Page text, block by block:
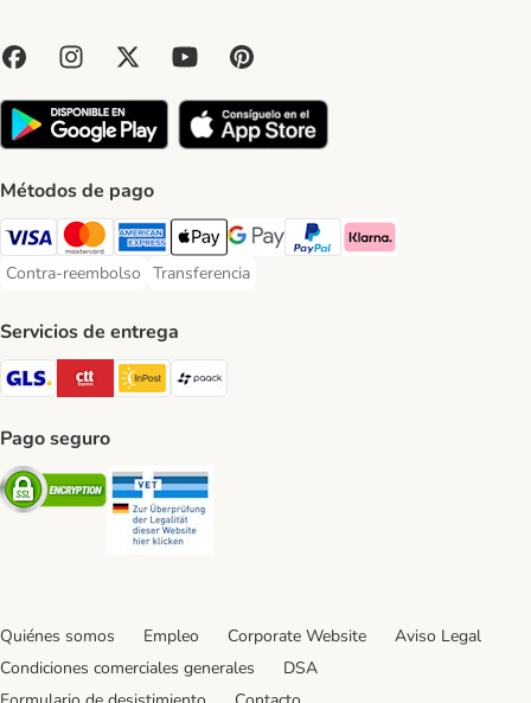
Métodos de pago
Visa Payment Method
Mastercard Payment Method
American Express Payment Method
Apple Pay Payment Method
Google Pay Payment Method
PayPal Payment Method
Klarna Payment Method
Contra-reembolso
Contra-reembolso Payment Method
Transferencia
Transferencia Payment Method
Servicios de entrega
GLS Shipping Method
CTTExpress Shipping Method
InPost Shipping Method
paack Shipping Method
Pago seguro
Security
Quiénes somos Empleo Corporate Website
Aviso Legal
Condiciones comerciales generales
DSA